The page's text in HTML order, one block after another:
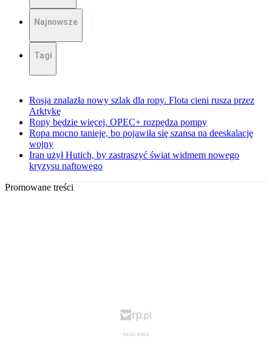
Najnowsze
Tagi
Rosja znalazła nowy szlak dla ropy. Flota cieni rusza przez
Arktykę
Ropy będzie więcej. OPEC+ rozpędza pompy
Ropa mocno tanieje, bo pojawiła się szansa na deeskalację
wojny
Iran użył Hutich, by zastraszyć świat widmem nowego
kryzysu naftowego
Promowane treści